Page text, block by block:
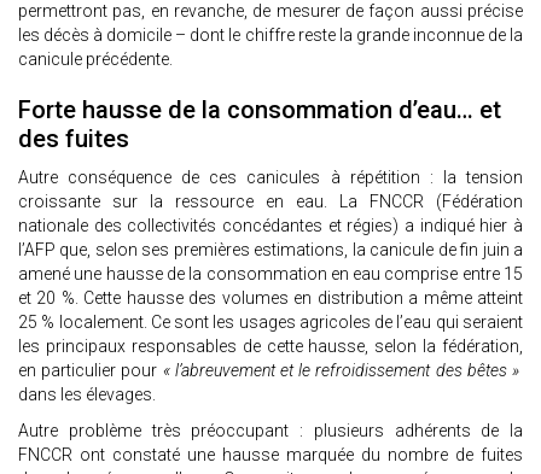
permettront pas, en revanche, de mesurer de façon aussi précise
les décès à domicile – dont le chiffre reste la grande inconnue de la
canicule précédente.
Forte hausse de la consommation d’eau… et
des fuites
Autre conséquence de ces canicules à répétition : la tension
croissante sur la ressource en eau. La FNCCR (Fédération
nationale des collectivités concédantes et régies) a indiqué hier à
l’AFP que, selon ses premières estimations, la canicule de fin juin a
amené une hausse de la consommation en eau comprise entre 15
et 20 %. Cette hausse des volumes en distribution a même atteint
25 % localement. Ce sont les usages agricoles de l’eau qui seraient
les principaux responsables de cette hausse, selon la fédération,
en particulier pour « l’abreuvement et le refroidissement des bêtes »
dans les élevages.
Autre problème très préoccupant : plusieurs adhérents de la
FNCCR ont constaté une hausse marquée du nombre de fuites